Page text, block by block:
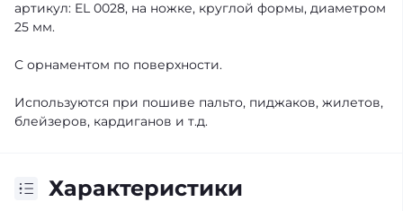
артикул: EL 0028, на ножке, круглой формы, диаметром
25 мм.
С орнаментом по поверхности.
Используются при пошиве пальто, пиджаков, жилетов,
блейзеров, кардиганов и т.д.
Характеристики